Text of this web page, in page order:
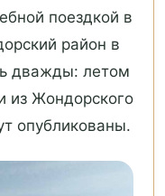
поездкой в
район в
дважды: летом
из Жондорского
опубликованы.